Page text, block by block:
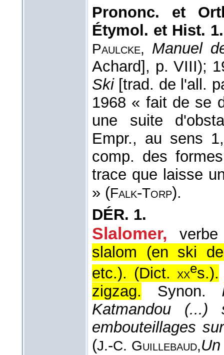
Prononc. et
Étymol. et Hist. 1.
Paulcke, Manuel
Achard], p. VIII);
Ski[trad. de l'all.
1968 « fait de se
une suite
Empr., au sens
comp. des
trace que laisse
» (Falk-Torp).
DÉR. 1.
Slalomer,
slalom (en ski
etc.). (Dict. xxes.).
zigzag.
Synon.
Katmandou (...)
embouteillages
(J.-C. Guillebaud,